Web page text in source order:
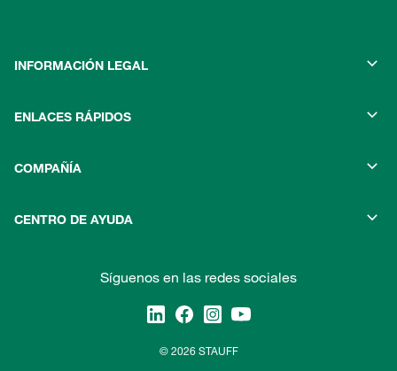
INFORMACIÓN LEGAL
ENLACES RÁPIDOS
COMPAÑÍA
CENTRO DE AYUDA
Síguenos en las redes sociales
© 2026 STAUFF